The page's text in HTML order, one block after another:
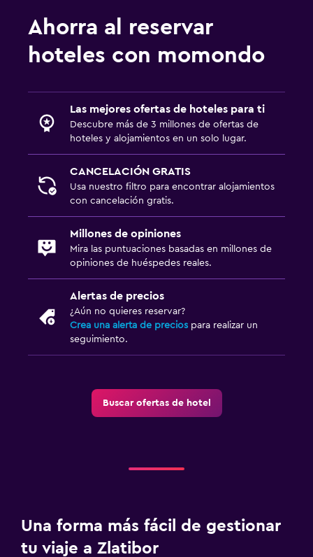
Ahorra al reservar
hoteles con momondo
Las mejores ofertas de hoteles para ti
Descubre más de 3 millones de ofertas de
hoteles y alojamientos en un solo lugar.
CANCELACIÓN GRATIS
Usa nuestro filtro para encontrar alojamientos
con cancelación gratis.
Millones de opiniones
Mira las puntuaciones basadas en millones de
opiniones de huéspedes reales.
Alertas de precios
¿Aún no quieres reservar?
Crea una alerta de precios para realizar un
seguimiento.
Buscar ofertas de hotel
Una forma más fácil de gestionar
tu viaje a Zlatibor